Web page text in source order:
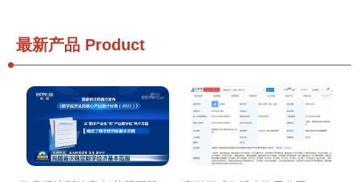
最新产品 Product